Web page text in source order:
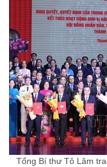
Tổng Bí thư Tô Lâm